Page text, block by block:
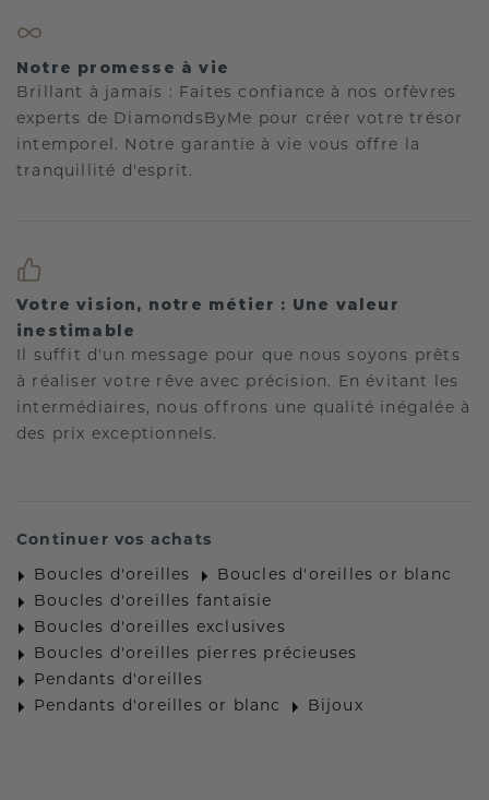
Notre promesse à vie
Brillant à jamais : Faites confiance à nos orfèvres
experts de DiamondsByMe pour créer votre trésor
intemporel. Notre garantie à vie vous offre la
tranquillité d'esprit.
Votre vision, notre métier : Une valeur
inestimable
Il suffit d'un message pour que nous soyons prêts
à réaliser votre rêve avec précision. En évitant les
intermédiaires, nous offrons une qualité inégalée à
des prix exceptionnels.
Continuer vos achats
Boucles d'oreilles
Boucles d'oreilles or blanc
Boucles d'oreilles fantaisie
Boucles d'oreilles exclusives
Boucles d'oreilles pierres précieuses
Pendants d'oreilles
Pendants d'oreilles or blanc
Bijoux